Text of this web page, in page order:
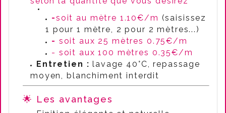
-soit au mètre 1.10€/m (saisissez
1 pour 1 mètre, 2 pour 2 mètres...)
- soit aux 25 mètres 0.75€/m
- soit aux 100 mètres 0.35€/m
Entretien : lavage 40°C, repassage
moyen, blanchiment interdit
🌟 Les avantages